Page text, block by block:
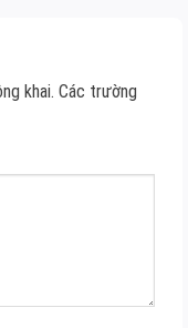
khai. Các trường